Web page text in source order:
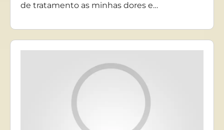
de tratamento as minhas dores e…